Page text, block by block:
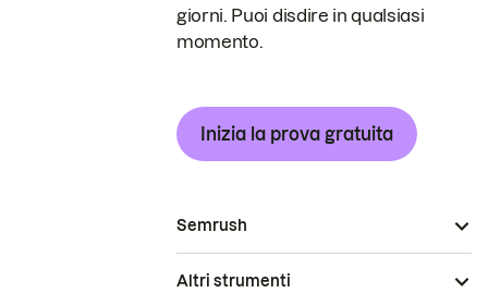
giorni. Puoi disdire in qualsiasi
momento.
Inizia la prova gratuita
Semrush
Altri strumenti